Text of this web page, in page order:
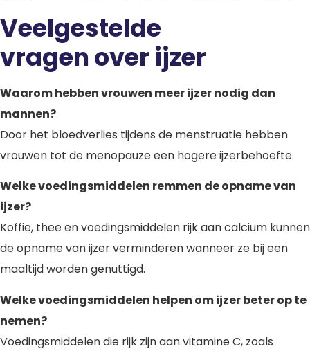
Veelgestelde
vragen over ijzer
Waarom hebben vrouwen meer ijzer nodig dan
mannen?
Door het bloedverlies tijdens de menstruatie hebben
vrouwen tot de menopauze een hogere ijzerbehoefte.
Welke voedingsmiddelen remmen de opname van
ijzer?
Koffie, thee en voedingsmiddelen rijk aan calcium kunnen
de opname van ijzer verminderen wanneer ze bij een
maaltijd worden genuttigd.
Welke voedingsmiddelen helpen om ijzer beter op te
nemen?
Voedingsmiddelen die rijk zijn aan vitamine C, zoals